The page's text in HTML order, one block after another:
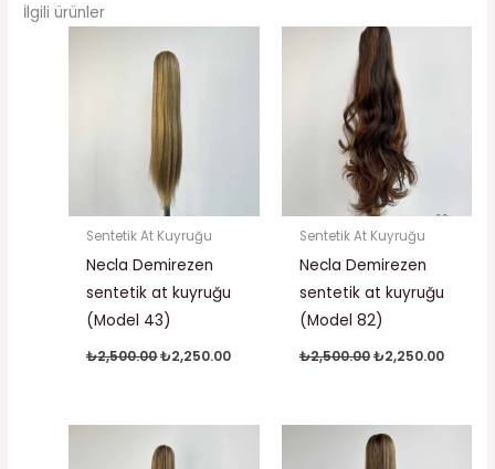
İlgili ürünler
Sentetik At Kuyruğu
Necla Demirezen
sentetik at kuyruğu
(Model 43)
₺2,500.00
fiyat:
₺2,500.00.
₺2,250.00
Sentetik At Kuyruğu
Necla Demirezen
sentetik at kuyruğu
(Model 82)
₺2,500.00
Orijinal
fiyat:
₺2,500.00.
₺2,250.00
fiyat:
Orijinal
fiyat: